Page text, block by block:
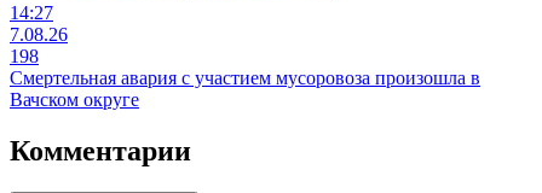
14:27
7.08.26
198
Смертельная авария с участием мусоровоза произошла в
Вачском округе
Комментарии